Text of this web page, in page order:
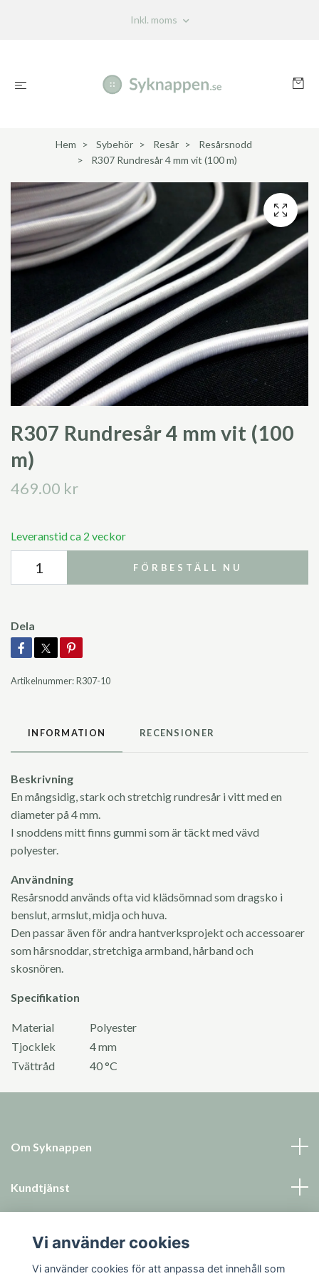
Inkl. moms
Hem Sybehör Resår
Resårsnodd
R307 Rundresår 4 mm vit (100 m)
R307 Rundresår 4 mm vit (100
m)
469.00 kr
Leveranstid ca 2 veckor
FÖRBESTÄLL NU
Dela
Artikelnummer:R307-10
INFORMATION RECENSIONER
Beskrivning
En mångsidig, stark och stretchig rundresår i vitt med en
diameter på 4 mm.
I snoddens mitt finns gummi som är täckt med vävd
polyester.
Användning
Resårsnodd används ofta vid klädsömnad som dragsko i
benslut, armslut, midja och huva.
Den passar även för andra hantverksprojekt och accessoarer
som hårsnoddar, stretchiga armband, hårband och
skosnören.
Specifikation
Material
Polyester
Tjocklek
4 mm
Tvättråd
40 °C
Om Syknappen
Kundtjänst
Sociala medier
Vi använder cookies
Vi använder cookies för att anpassa det innehåll som